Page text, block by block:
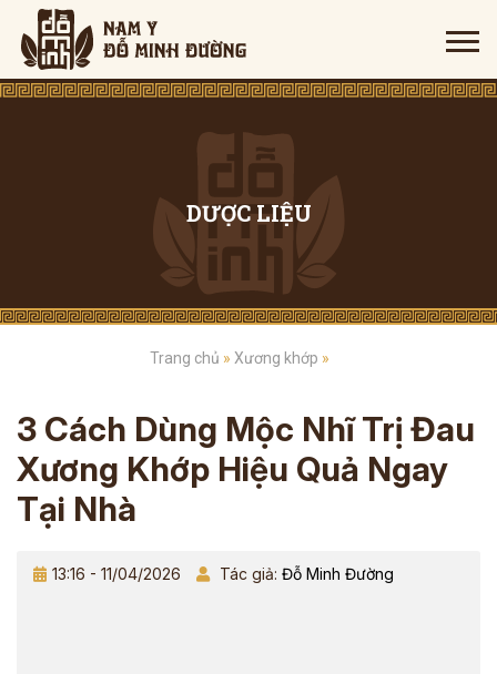
DƯỢC LIỆU
Trang chủ » Xương khớp »
3 Cách Dùng Mộc Nhĩ Trị Đau
Xương Khớp Hiệu Quả Ngay
Tại Nhà
13:16 - 11/04/2026 Tác giả: Đỗ Minh Đường